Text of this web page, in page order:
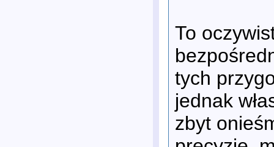
To
tych
jednak
zbyt